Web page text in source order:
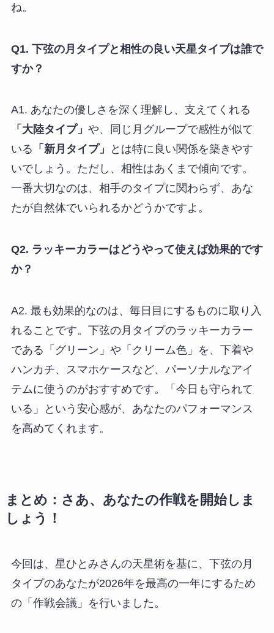
ね。
Q1. 下弦の月タイプと相性の良い天星タイプは誰で
すか？
A1. あなたの優しさを深く理解し、支えてくれる
「大陸タイプ」 や、同じ月グループで感性が似て
いる 「新月タイプ」
とは特に良い関係を築きやす
いでしょう。ただし、相性はあくまで傾向です。
一番大切なのは、相手のタイプに関わらず、あな
たが自然体でいられるかどうかですよ。
Q2. ラッキーカラーはどうやって使えば効果的です
か？
A2. 最も効果的なのは、毎日目にするものに取り入
れることです。下弦の月タイプのラッキーカラー
である「グリーン」や「クリーム色」を、下着や
ハンカチ、スマホケースなど、パーソナルなアイ
テムに使うのがおすすめです。「今日も守られて
いる」という安心感が、あなたのパフォーマンス
を高めてくれます。
まとめ：さあ、あなたの作戦を開始しま
しょう！
今回は、星ひとみさんの天星術を基に、下弦の月
タイプのあなたが2026年を最高の一年にするため
の「作戦会議」を行いました。